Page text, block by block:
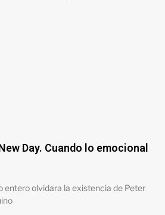
Day. Cuando lo emocional
entero olvidara la existencia de Peter